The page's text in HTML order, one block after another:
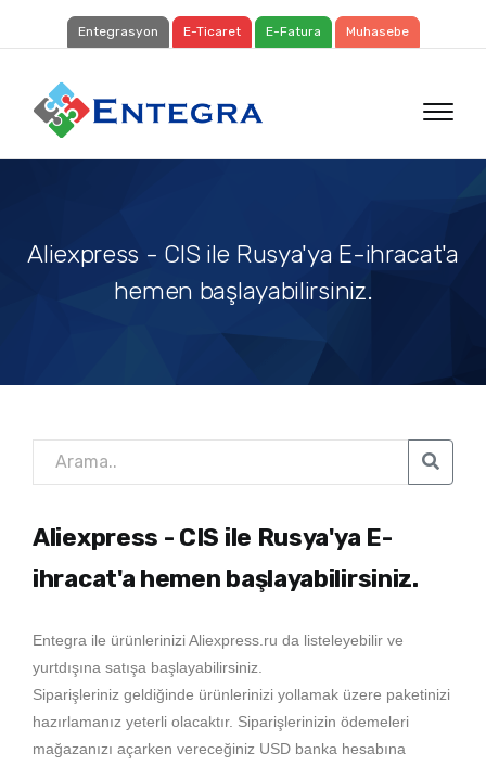
Entegrasyon E-Ticaret E-Fatura Muhasebe
Aliexpress - CIS ile Rusya'ya E-ihracat'a
hemen başlayabilirsiniz.
Aliexpress - CIS ile Rusya'ya E-
ihracat'a hemen başlayabilirsiniz.
Entegra ile ürünlerinizi Aliexpress.ru da listeleyebilir ve
yurtdışına satışa başlayabilirsiniz.
Siparişleriniz geldiğinde ürünlerinizi yollamak üzere paketinizi
hazırlamanız yeterli olacaktır. Siparişlerinizin ödemeleri
mağazanızı açarken vereceğiniz USD banka hesabına